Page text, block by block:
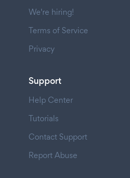
We're hiring!
Terms of Service
Privacy
Support
Help Center
Tutorials
Contact Support
Report Abuse